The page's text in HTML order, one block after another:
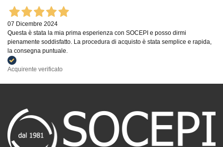
07 Dicembre 2024
Questa è stata la mia prima esperienza con SOCEPI e posso dirmi
pienamente soddisfatto. La procedura di acquisto è stata semplice e rapida,
la consegna puntuale.
Acquirente verificato